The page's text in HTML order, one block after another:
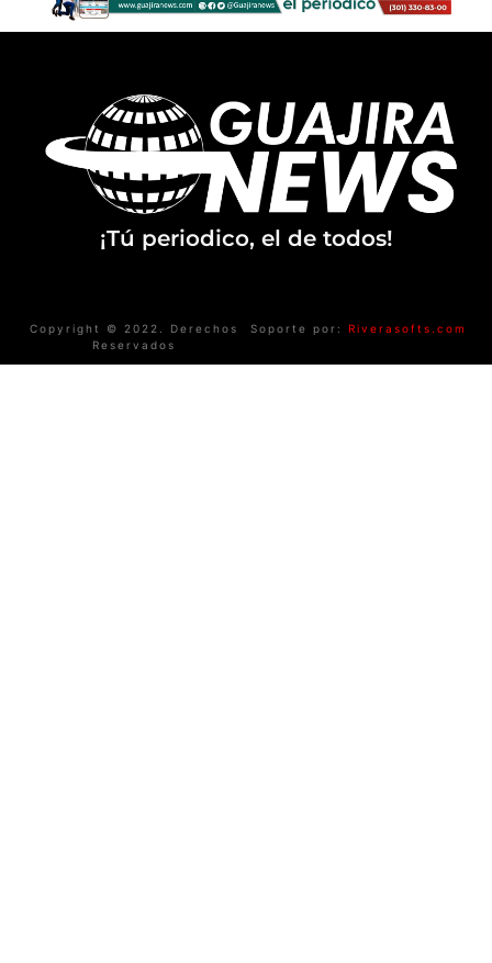
¡Tú periodico, el de todos!
Copyright © 2022. Derechos
Reservados
Soporte por: Riverasofts.com